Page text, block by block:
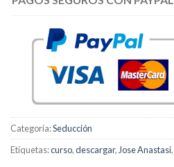
Categoría:Seducción
Etiquetas:curso,descargar, Jose Anastasi,